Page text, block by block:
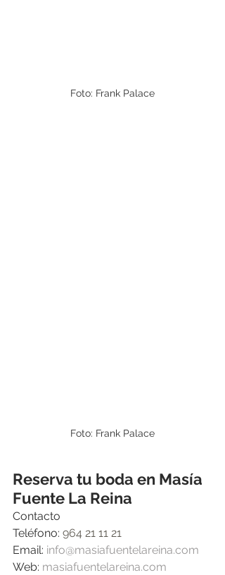
Foto: Frank Palace
Foto: Frank Palace
Reserva tu boda en Masía
Fuente La Reina
Contacto
Teléfono: 964 21 11 21
Email: info@masiafuentelareina.com
Web: masiafuentelareina.com